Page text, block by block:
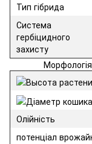
Тип гібрида
Система
гербіцидного
захисту
Олійність
потенціал